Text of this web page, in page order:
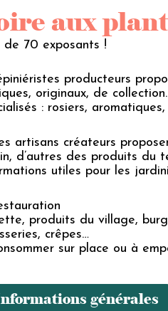
aux
de 70 exposants !
producteurs
originaux, de
: rosiers,
artisans créateurs
d’autres des produits du
utiles pour les
produits du village,
crêpes…
sur place ou à
générales